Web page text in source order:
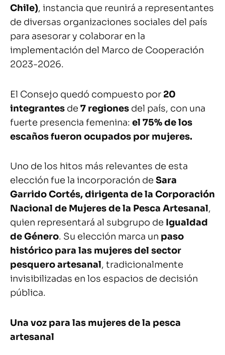
Chile), instancia que reunirá a representantes
de diversas organizaciones sociales del país
para asesorar y colaborar en la
implementación del Marco de Cooperación
2023-2026.
El Consejo quedó compuesto por 20
integrantes de 7 regiones del país, con una
fuerte presencia femenina: el 75% de los
escaños fueron ocupados por mujeres.
Uno de los hitos más relevantes de esta
elección fue la incorporación de Sara
Garrido Cortés, dirigenta de la Corporación
Nacional de Mujeres de la Pesca Artesanal,
quien representará al subgrupo de Igualdad
de Género. Su elección marca un paso
histórico para las mujeres del sector
pesquero artesanal, tradicionalmente
invisibilizadas en los espacios de decisión
pública.
Una voz para las mujeres de la pesca
artesanal